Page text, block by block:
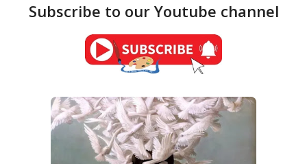
Subscribe to our Youtube channel